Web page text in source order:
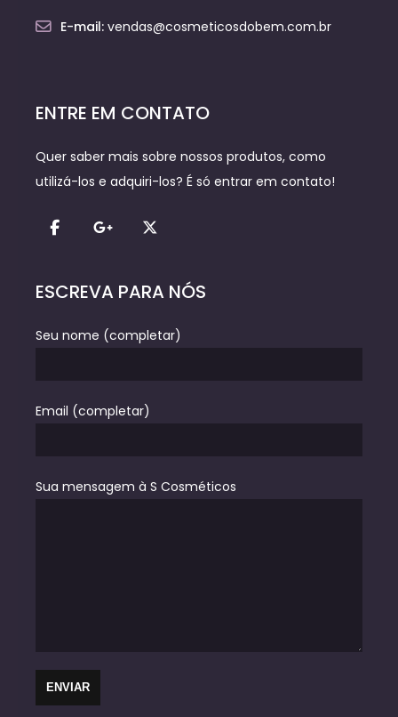
E-mail: vendas@cosmeticosdobem.com.br
ENTRE EM CONTATO
Quer saber mais sobre nossos produtos, como
utilizá-los e adquiri-los? É só entrar em contato!
ESCREVA PARA NÓS
Seu nome (completar)
Email (completar)
Sua mensagem à S Cosméticos